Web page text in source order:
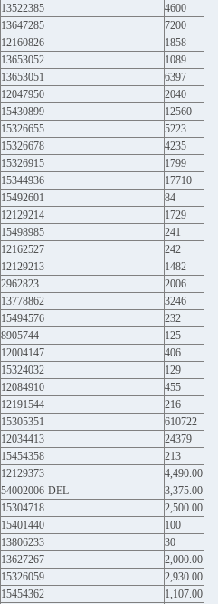
13522385
4600
13647285
7200
12160826
1858
13653052
1089
13653051
6397
12047950
2040
15430899
12560
15326655
5223
15326678
4235
15326915
1799
15344936
17710
15492601
84
12129214
1729
15498985
241
12162527
242
12129213
1482
2962823
2006
13778862
3246
15494576
232
8905744
125
12004147
406
15324032
129
12084910
455
12191544
216
15305351
610722
12034413
24379
15454358
213
12129373
4,490.00
54002006-DEL
3,375.00
15304718
2,500.00
15401440
100
13806233
30
13627267
2,000.00
15326059
2,930.00
15454362
1,107.00